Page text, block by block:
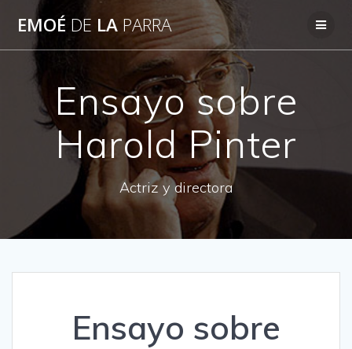
to
content
EMOÉ DE LA PARRA
Ensayo sobre
Harold Pinter
Actriz y directora
Ensayo sobre